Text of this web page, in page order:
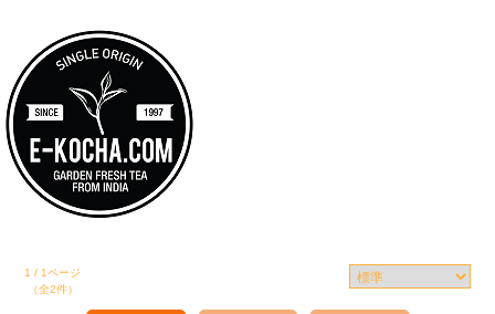
1 / 1ページ
（全2件）